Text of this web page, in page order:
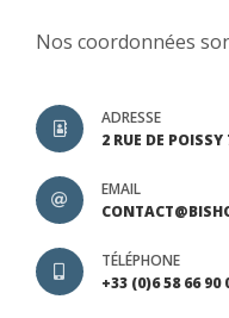
Nos coordonnées
ADRESSE
2 RUE DE
EMAIL
TÉLÉPHONE
+33 (0)6 58 66 90